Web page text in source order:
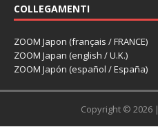
COLLEGAMENTI
ZOOM Japon (français / FRANCE)
ZOOM Japan (english / U.K.)
ZOOM Japón (español / España)
Copyright © 2026 |